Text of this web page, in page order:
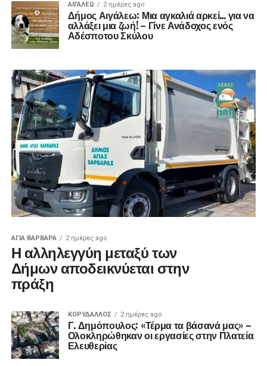
ΑΙΓΑΛΕΩ 2 ημέρες ago
Δήμος Αιγάλεω: Μια αγκαλιά αρκεί… για να
αλλάξει μια ζωή! – Γίνε Ανάδοχος ενός
Αδέσποτου Σκύλου
ΑΓΙΑ ΒΑΡΒΑΡΑ 2 ημέρες ago
Η αλληλεγγύη μεταξύ των
Δήμων αποδεικνύεται στην
πράξη
ΚΟΡΥΔΑΛΛΟΣ 2 ημέρες ago
Γ. Δημόπουλος: «Τέρμα τα βάσανά μας» –
Ολοκληρώθηκαν οι εργασίες στην Πλατεία
Ελευθερίας